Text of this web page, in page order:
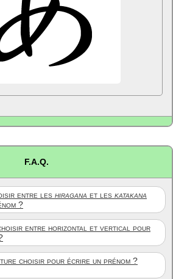
F.A.Q.
entre les hiragana et les katakana
?
entre horizontal et vertical pour
choisir pour écrire un prénom ?